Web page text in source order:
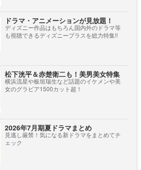
ドラマ・アニメーションが見放題！
ディズニー作品はもちろん国内外のドラマ等
も視聴できるディズニープラスを総力特集!!
松下洸平＆赤楚衛二も！美男美女特集
横浜流星や板垣瑞生など話題のイケメンや美
女のグラビア1500カット超！
2026年7月期夏ドラマまとめ
見逃し厳禁！気になる新ドラマをまとめてチ
ェック